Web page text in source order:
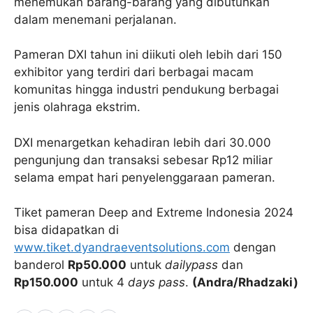
dalam menemani perjalanan.
Pameran DXI tahun ini diikuti oleh lebih dari 150
exhibitor yang terdiri dari berbagai macam
komunitas hingga industri pendukung berbagai
jenis olahraga ekstrim.
DXI menargetkan kehadiran lebih dari 30.000
pengunjung dan transaksi sebesar Rp12 miliar
selama empat hari penyelenggaraan pameran.
Tiket pameran Deep and Extreme Indonesia 2024
bisa didapatkan di
www.tiket.dyandraeventsolutions.com dengan
banderol Rp50.000 untuk dailypass dan
Rp150.000 untuk 4 days pass. (Andra/Rhadzaki)